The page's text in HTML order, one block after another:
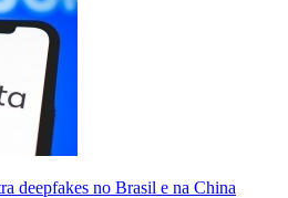
deepfakes no Brasil e na China